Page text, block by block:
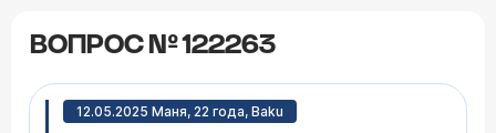
ВОПРОС № 122263
12.05.2025 Маня, 22 года, Baku